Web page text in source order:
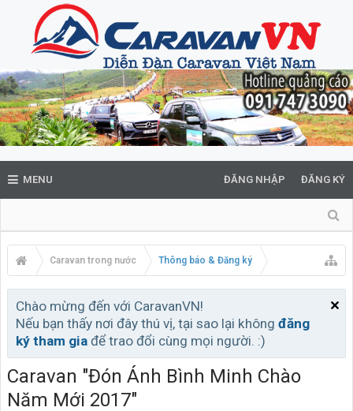
MENU ĐĂNG NHẬP ĐĂNG KÝ
Caravan trong nước Thông báo & Đăng ký
Chào mừng đến với CaravanVN!
Nếu bạn thấy nơi đây thú vị, tại sao lại không đăng
ký tham gia để trao đổi cùng mọi người. :)
Caravan "Đón Ánh Bình Minh Chào
Năm Mới 2017"